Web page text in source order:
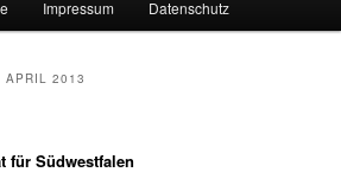
Impressum Datenschutz
APRIL 2013
für Südwestfalen